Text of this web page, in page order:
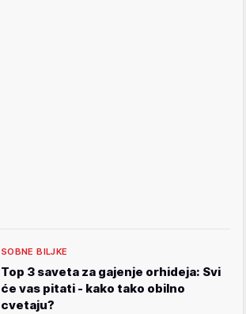
SOBNE BILJKE
Top 3 saveta za gajenje orhideja: Svi
će vas pitati - kako tako obilno
cvetaju?